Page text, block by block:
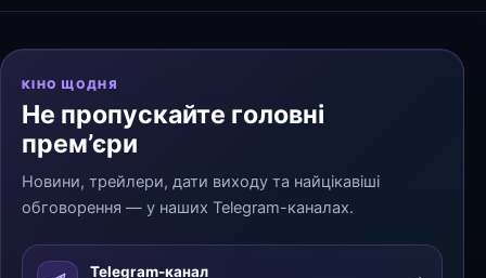
КІНО ЩОДНЯ
Не пропускайте головні
прем’єри
Новини, трейлери, дати виходу та найцікавіші
обговорення — у наших Telegram-каналах.
Telegram-канал